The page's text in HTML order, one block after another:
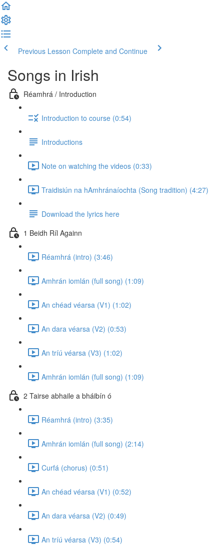
Previous Lesson Complete and Continue
Songs in Irish
Réamhrá / Introduction
Introduction to course (0:54)
Introductions
Note on watching the videos (0:33)
Traidisiún na hAmhránaíochta (Song tradition) (4:27)
Download the lyrics here
1 Beidh Ríl Againn
Réamhrá (intro) (3:46)
Amhrán iomlán (full song) (1:09)
An chéad véarsa (V1) (1:02)
An dara véarsa (V2) (0:53)
An tríú véarsa (V3) (1:02)
Amhrán iomlán (full song) (1:09)
2 Tairse abhaile a bháibín ó
Réamhrá (intro) (3:35)
Amhrán iomlán (full song) (2:14)
Curfá (chorus) (0:51)
An chéad véarsa (V1) (0:52)
An dara véarsa (V2) (0:49)
An tríú véarsa (V3) (0:54)